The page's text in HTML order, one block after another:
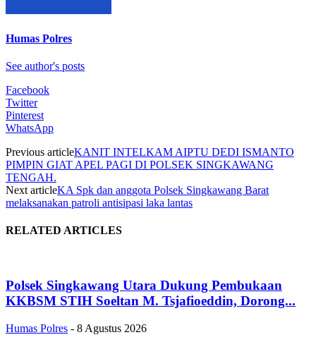
Humas Polres
See author's posts
Facebook
Twitter
Pinterest
WhatsApp
Previous articleKANIT INTELKAM AIPTU DEDI ISMANTO
PIMPIN GIAT APEL PAGI DI POLSEK SINGKAWANG
TENGAH.
Next articleKA Spk dan anggota Polsek Singkawang Barat
melaksanakan patroli antisipasi laka lantas
RELATED ARTICLES
Polsek Singkawang Utara Dukung Pembukaan
KKBSM STIH Soeltan M. Tsjafioeddin, Dorong...
Humas Polres - 8 Agustus 2026